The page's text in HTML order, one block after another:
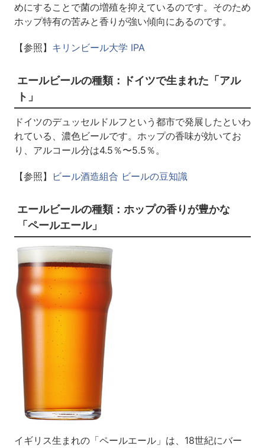
めにすることで菌の増殖を抑えているのです。そのため
ホップ特有の苦みと香りが強い傾向にあるのです。
【参照】 キリンビール大学 IPA
エールビールの種類：ドイツで生まれた「アル
ト」
ドイツのデュッセルドルフという都市で発展したといわ
れている、濃色ビールです。ホップの香味が効いてお
り、アルコール分は4.5％〜5.5％。
【参照】 ビール酒造組合 ビールの豆知識
エールビールの種類：ホップの香りが豊かな
「ペールエール」
イギリス生まれの「ペールエール」は、18世紀にバー